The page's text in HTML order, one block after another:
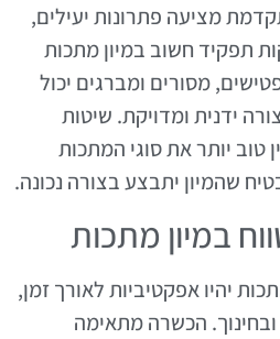
מציעה פתרונות יעילים,
תפקיד חשוב במיון מתכות
מסורים ומברגים יכול
ידנית ומדויקת. שיטות
טוב יותר את סוגי המתכות
שהמיון יתבצע בצורה נכונה.
במיון מתכות
יהיו אפקטיביות לאורך זמן,
הכשרה מתאימה